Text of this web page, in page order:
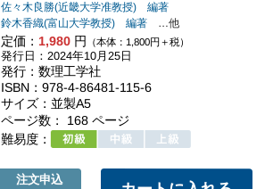
佐々木良勝(近畿大学准教授) 編著
鈴木香織(富山大学教授) 編著…他
定価： 1,980円 （本体：1,800円＋税）
発行日：2024年10月25日
発行：数理工学社
ISBN：978-4-86481-115-6
サイズ：並製A5
ページ数： 168 ページ
難易度：
注文申込